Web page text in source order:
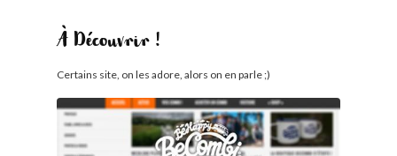
À Découvrir !
Certains site, on les adore, alors on en parle ;)